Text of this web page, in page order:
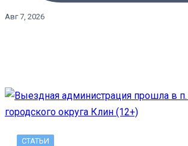
Авг 7, 2026
СТАТЬИ